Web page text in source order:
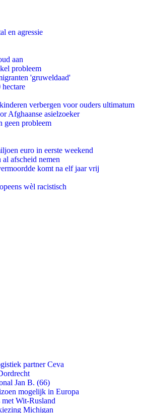
en agressie
aan
probleem
'gruweldaad'
verbergen voor ouders ultimatum
Afghaanse asielzoeker
geen probleem
euro in eerste weekend
afscheid nemen
komt na elf jaar vrij
wèl racistisch
partner Ceva
Jan B. (66)
mogelijk in Europa
Wit-Rusland
Michigan